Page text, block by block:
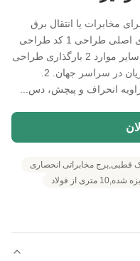
مخابرات یا انتقال برق
شماره شرح مشخصات دقیق و پارامترهای اصلی طراحی 1 کد طراحی
ANSI/TIA222G,H یا استاندارد اروپایی و سایر موارد 2 بارگذاری طراحی
قطبی,برج مخابراتی انحصاری